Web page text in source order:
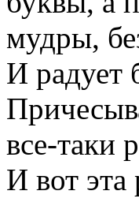
мудры,
И радует
все-таки
И вот эта